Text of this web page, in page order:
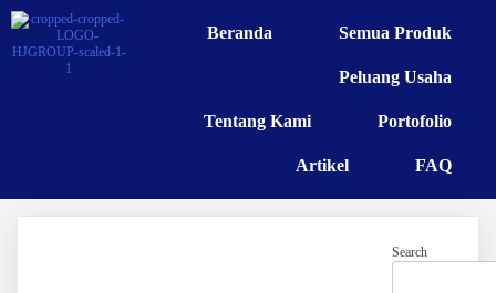
Beranda Semua Produk
Peluang Usaha
Tentang Kami Portofolio
Artikel FAQ
Search